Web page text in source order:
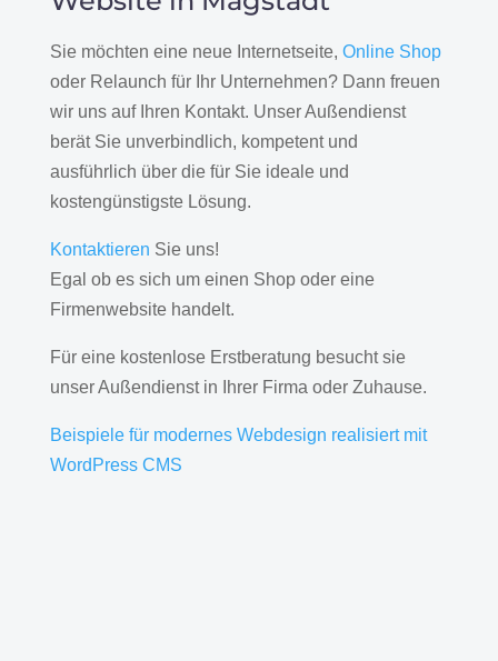
Sie möchten eine neue Internetseite, Online Shop
oder Relaunch für Ihr Unternehmen? Dann freuen
wir uns auf Ihren Kontakt. Unser Außendienst
berät Sie unverbindlich, kompetent und
ausführlich über die für Sie ideale und
kostengünstigste Lösung.
Kontaktieren Sie uns!
Egal ob es sich um einen Shop oder eine
Firmenwebsite handelt.
Für eine kostenlose Erstberatung besucht sie
unser Außendienst in Ihrer Firma oder Zuhause.
Beispiele für modernes Webdesign realisiert mit
WordPress CMS